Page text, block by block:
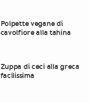
Polpette vegane di
cavolfiore alla tahina
Zuppa di ceci alla greca
facilissima